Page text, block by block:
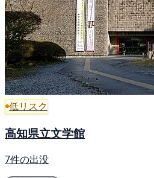
低リスク
高知県立文学館
7件の出没